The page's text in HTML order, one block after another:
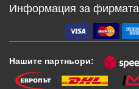
Информация за фирмата
Нашите партньори: